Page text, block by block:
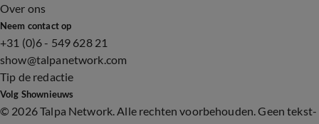
Over ons
Neem contact op
+31 (0)6 - 549 628 21
show@talpanetwork.com
Tip de redactie
Volg Shownieuws
© 2026 Talpa Network. Alle rechten voorbehouden. Geen tekst-